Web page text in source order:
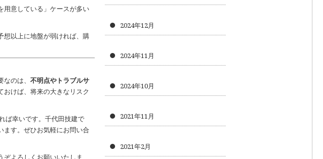
用意している」ケースが多い
想以上に地盤が弱ければ、購
のは、 不明点やトラブルサ
おけば、将来の大きなリスク
ば幸いです。千代田技建で
ます。ぜひお気軽にお問い合
よろしくお願いいたしま
2024年12月
2024年11月
2024年10月
2021年11月
2021年2月